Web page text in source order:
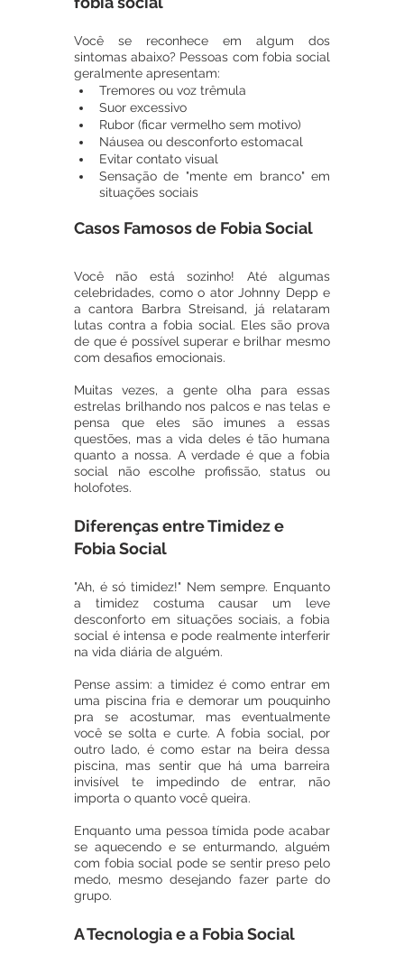
Você se reconhece em algum dos
sintomas abaixo? Pessoas com fobia social
geralmente apresentam:
Tremores ou voz trêmula
Suor excessivo
Rubor (ficar vermelho sem motivo)
Náusea ou desconforto estomacal
Evitar contato visual
Sensação de "mente em branco" em
situações sociais
Casos Famosos de Fobia Social
Você não está sozinho! Até algumas
celebridades, como o ator Johnny Depp e
a cantora Barbra Streisand, já relataram
lutas contra a fobia social. Eles são prova
de que é possível superar e brilhar mesmo
com desafios emocionais.
Muitas vezes, a gente olha para essas
estrelas brilhando nos palcos e nas telas e
pensa que eles são imunes a essas
questões, mas a vida deles é tão humana
quanto a nossa. A verdade é que a fobia
social não escolhe profissão, status ou
holofotes.
Diferenças entre Timidez e
Fobia Social
"Ah, é só timidez!" Nem sempre. Enquanto
a timidez costuma causar um leve
desconforto em situações sociais, a fobia
social é intensa e pode realmente interferir
na vida diária de alguém.
Pense assim: a timidez é como entrar em
uma piscina fria e demorar um pouquinho
pra se acostumar, mas eventualmente
você se solta e curte. A fobia social, por
outro lado, é como estar na beira dessa
piscina, mas sentir que há uma barreira
invisível te impedindo de entrar, não
importa o quanto você queira.
Enquanto uma pessoa tímida pode acabar
se aquecendo e se enturmando, alguém
com fobia social pode se sentir preso pelo
medo, mesmo desejando fazer parte do
grupo.
A Tecnologia e a Fobia Social